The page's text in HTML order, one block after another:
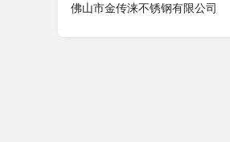
佛山市金传涞不锈钢有限公司